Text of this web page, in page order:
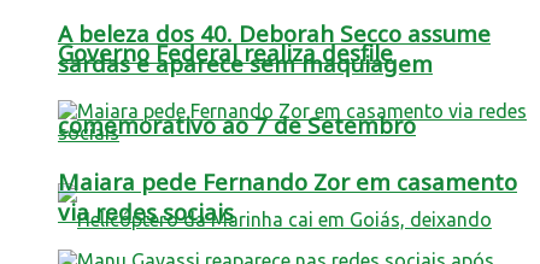
Governo Federal realiza desfile
comemorativo ao 7 de Setembro
A beleza dos 40. Deborah Secco assume
sardas e aparece sem maquiagem
Maiara pede Fernando Zor em casamento
via redes sociais